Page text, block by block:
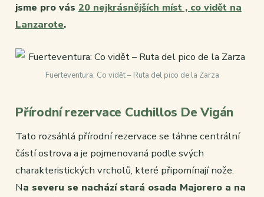
jsme pro vás 20 nejkrásnějších míst , co vidět na
Lanzarote.
Fuerteventura: Co vidět – Ruta del pico de la Zarza
Přírodní rezervace Cuchillos De Vigán
Tato rozsáhlá přírodní rezervace se táhne centrální
částí ostrova a je pojmenovaná podle svých
charakteristických vrcholů, které připomínají nože.
Na severu se nachází stará osada Majorero a na